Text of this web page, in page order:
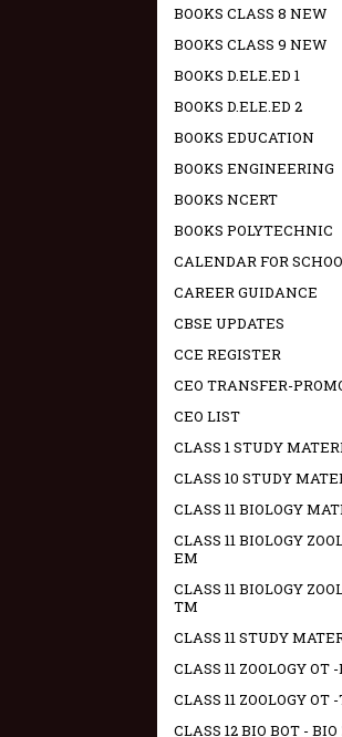
BOOKS CLASS 8 NEW
BOOKS CLASS 9 NEW
BOOKS D.ELE.ED 1
BOOKS D.ELE.ED 2
BOOKS EDUCATION
BOOKS ENGINEERING
BOOKS NCERT
BOOKS POLYTECHNIC
CALENDAR FOR
CAREER GUIDANCE
CBSE UPDATES
CCE REGISTER
CEO TRANSFER-
CEO LIST
CLASS 1 STUDY
CLASS 10 STUDY
CLASS 11 BIOLOGY
CLASS 11 BIOLOGY
EM
CLASS 11 BIOLOGY
TM
CLASS 11 STUDY
CLASS 11 ZOOLOGY OT
CLASS 11 ZOOLOGY OT
CLASS 12 BIO BOT - BIO